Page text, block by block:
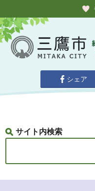
シェア
サイト内検索